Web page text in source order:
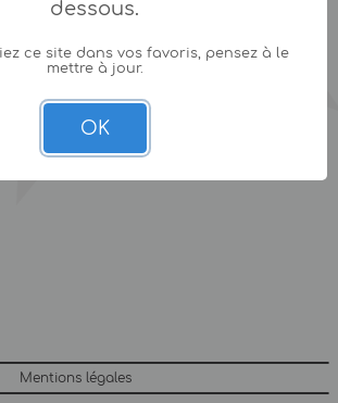
Mentions légales
dessous.
ce site dans vos favoris, pensez à le
mettre à jour.
OK